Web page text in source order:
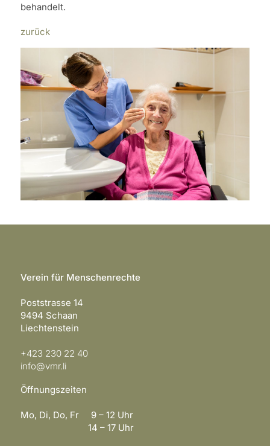
behandelt.
zurück
Verein für Menschenrechte
Poststrasse 14
9494 Schaan
Liechtenstein
+423 230 22 40
info@vmr.li
Öffnungszeiten
Mo, Di, Do, Fr 9 – 12 Uhr
14 – 17 Uhr